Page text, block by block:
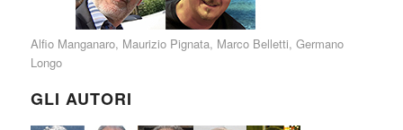
Alfio Manganaro, Maurizio Pignata, Marco Belletti, Germano
Longo
GLI AUTORI